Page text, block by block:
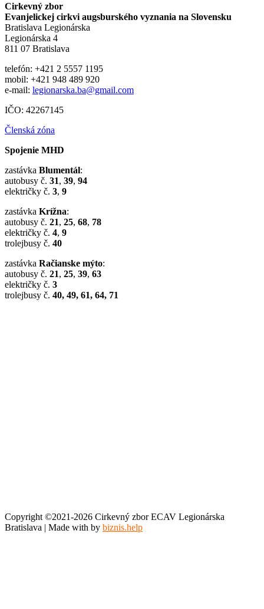
Cirkevný zbor
Evanjelickej cirkvi augsburského vyznania na Slovensku
Bratislava Legionárska
Legionárska 4
811 07 Bratislava
telefón: +421 2 5557 1195
mobil: +421 948 489 920
e-mail: legionarska.ba@gmail.com
IČO: 42267145
Členská zóna
Spojenie MHD
zastávka Blumentál:
autobusy č. 31, 39, 94
električky č. 3, 9
zastávka Krížna:
autobusy č. 21, 25, 68, 78
električky č. 4, 9
trolejbusy č. 40
zastávka Račianske mýto:
autobusy č. 21, 25, 39, 63
električky č. 3
trolejbusy č. 40, 49, 61, 64, 71
Copyright ©2021-2026 Cirkevný zbor ECAV Legionárska
Bratislava | Made with by biznis.help